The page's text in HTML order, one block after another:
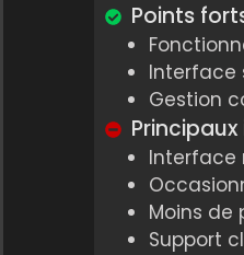
Points
Interface
Gestion
Interface
Moins de
Support